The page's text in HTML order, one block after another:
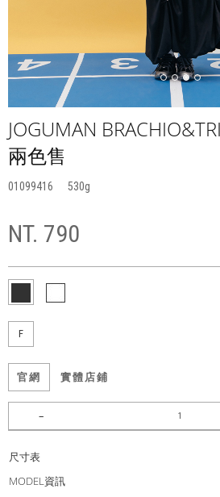
JOGUMAN
兩色售
01099416 530
NT. 790
F
官網 實體店鋪
尺寸表
MODEL資訊